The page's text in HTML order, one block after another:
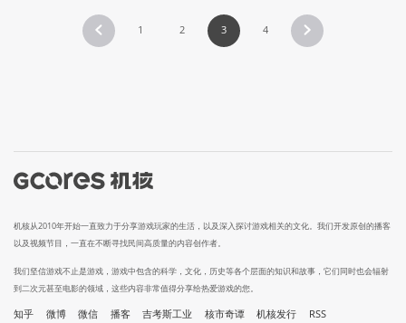
1 2 3 4
机核从2010年开始一直致力于分享游戏玩家的生活，以及深入探讨游戏相关的文化。我们开发原创的播客
以及视频节目，一直在不断寻找民间高质量的内容创作者。
我们坚信游戏不止是游戏，游戏中包含的科学，文化，历史等各个层面的知识和故事，它们同时也会辐射
到二次元甚至电影的领域，这些内容非常值得分享给热爱游戏的您。
知乎 微博 微信 播客 吉考斯工业 核市奇谭 机核发行 RSS